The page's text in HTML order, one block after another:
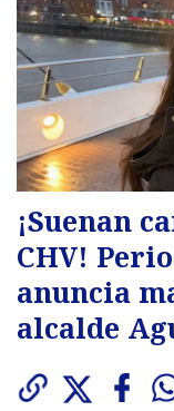
¡Suenan
CHV!
anuncia
alcalde